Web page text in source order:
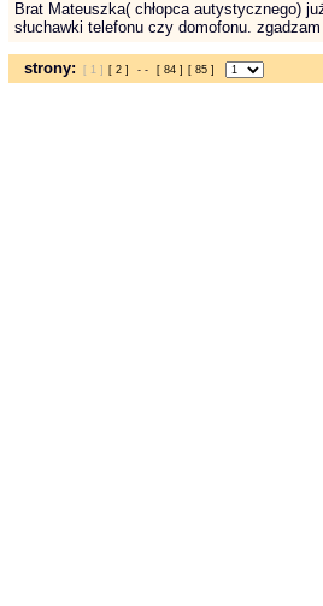
Brat Mateuszka( chłopca autystycznego)
słuchawki telefonu czy domofonu.
strony: [ 1 ] [ 2 ] - - [ 84 ] [ 85 ]